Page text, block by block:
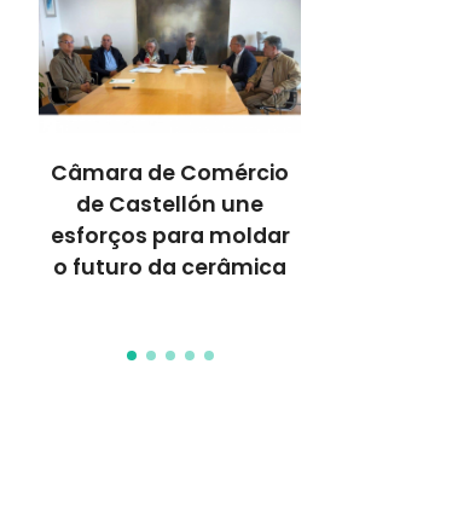
Câmara de Comércio
de Castellón une
esforços para moldar
o futuro da cerâmica